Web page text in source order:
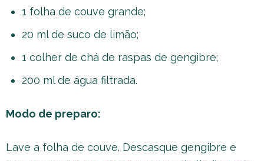
1 folha de couve grande;
20 ml de suco de limão;
1 colher de chá de raspas de gengibre;
200 ml de água filtrada.
Modo de preparo:
Lave a folha de couve. Descasque gengibre e